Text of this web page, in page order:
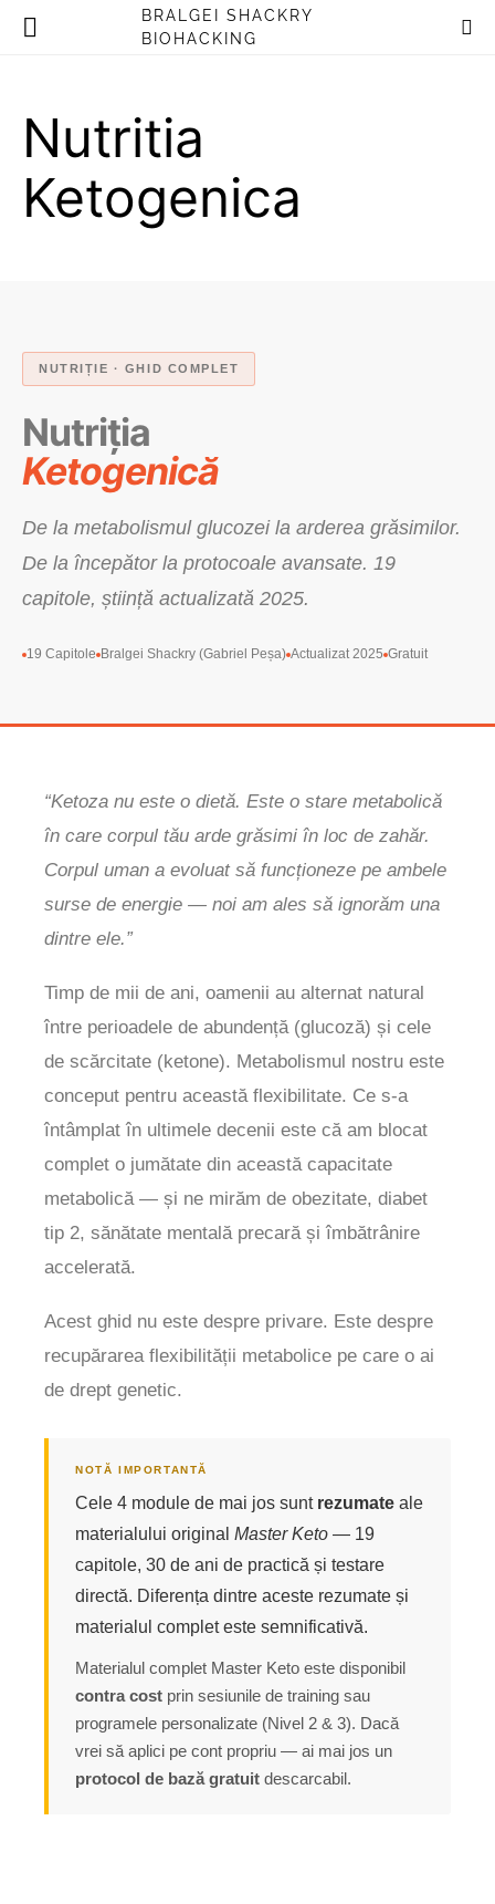
BRALGEI SHACKRY
BIOHACKING
Nutritia
Ketogenica
NUTRIȚIE · GHID COMPLET
Nutriția
Ketogenică
De la metabolismul glucozei la arderea grăsimilor.
De la începător la protocoale avansate. 19
capitole, știință actualizată 2025.
19 Capitole Bralgei Shackry (Gabriel Peșa) Actualizat 2025 Gratuit
“Ketoza nu este o dietă. Este o stare metabolică
în care corpul tău arde grăsimi în loc de zahăr.
Corpul uman a evoluat să funcționeze pe ambele
surse de energie — noi am ales să ignorăm una
dintre ele.”
Timp de mii de ani, oamenii au alternat natural
între perioadele de abundență (glucoză) și cele
de scărcitate (ketone). Metabolismul nostru este
conceput pentru această flexibilitate. Ce s-a
întâmplat în ultimele decenii este că am blocat
complet o jumătate din această capacitate
metabolică — și ne mirăm de obezitate, diabet
tip 2, sănătate mentală precară și îmbătrânire
accelerată.
Acest ghid nu este despre privare. Este despre
recupărarea flexibilității metabolice pe care o ai
de drept genetic.
NOTĂ IMPORTANTĂ
Cele 4 module de mai jos sunt rezumate ale
materialului original Master Keto — 19
capitole, 30 de ani de practică și testare
directă. Diferența dintre aceste rezumate și
materialul complet este semnificativă.
Materialul complet Master Keto este disponibil
contra cost prin sesiunile de training sau
programele personalizate (Nivel 2 & 3). Dacă
vrei să aplici pe cont propriu — ai mai jos un
protocol de bază gratuit descarcabil.